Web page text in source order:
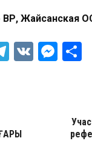
ВР, Жайсанская
Telegram
VK